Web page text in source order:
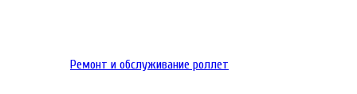
Ремонт и обслуживание роллет